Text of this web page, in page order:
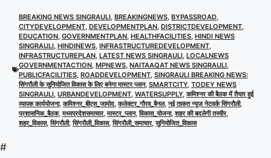
BREAKING NEWS SINGRAULI, BREAKINGNEWS, BYPASSROAD,
CITYDEVELOPMENT, DEVELOPMENTPLAN, DISTRICTDEVELOPMENT,
EDUCATION, GOVERNMENTPLAN, HEALTHFACILITIES, HINDI NEWS
SINGRAULI, HINDINEWS, INFRASTRUCTUREDEVELOPMENT,
INFRASTRUCTUREPLAN, LATEST NEWS SINGRAULI, LOCALNEWS
GOVERNMENTACTION, MPNEWS, NAITAAQAT NEWS SINGRAULI,
PUBLICFACILITIES, ROADDEVELOPMENT, SINGRAULI BREAKING NEWS:
सिंगरौली के सुनियोजित विकास के लिए बनेगा मास्टर प्लान, SMARTCITY, TODEY NEWS
SINGRAULI, URBANDEVELOPMENT, WATERSUPPLY,कमिश्नर की बैठक में तैयार हुई
व्यापक कार्ययोजना,कमिश्नर_बीएस_जामोद,कलेक्टर_गौरव_बैनल,नई ताकत न्यूज़ नेटवर्क सिंगरौली,
प्रशासनिक_बैठक,मध्यप्रदेशसमाचार,मास्टर_प्लान,विकास_योजना,शहर की बदलेगी तस्वीर,
शहर_विकास,सिंगरौली,सिंगरौली_विकास,सिंगरौली_समाचार,सुनियोजित_विकास
#